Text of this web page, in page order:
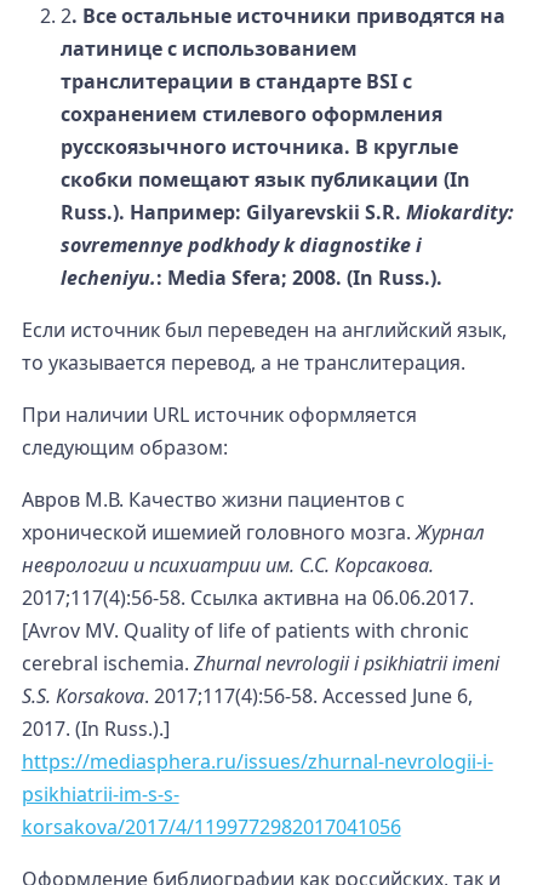
2. Все остальные источники приводятся на
латинице с использованием
транслитерации в стандарте BSI c
сохранением стилевого оформления
русскоязычного источника. В круглые
скобки помещают язык публикации (In
Russ.). Например: Gilyarevskii S.R. Miokardity:
sovremennye podkhody k diagnostike i
lecheniyu.: Media Sfera; 2008. (In Russ.).
Если источник был переведен на английский язык,
то указывается перевод, а не транслитерация.
При наличии URL источник оформляется
следующим образом:
Авров М.В. Качество жизни пациентов с
хронической ишемией головного мозга.Журнал
неврологии и психиатрии им. С.С. Корсакова.
2017;117(4):56-58. Ссылка активна на 06.06.2017.
[Avrov MV. Quality of life of patients with chronic
cerebral ischemia. Zhurnal nevrologii i psikhiatrii imeni
S.S. Korsakova. 2017;117(4):56-58. Accessed June 6,
2017. (In Russ.).]
https://mediasphera.ru/issues/zhurnal-nevrologii-i-
psikhiatrii-im-s-s-
korsakova/2017/4/1199772982017041056
Оформление библиографии как российских, так и